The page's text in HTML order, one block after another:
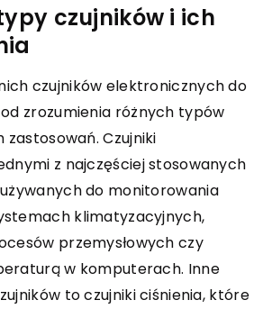
czujników i ich
czujników elektronicznych do
zrozumienia różnych typów
zastosowań. Czujniki
z najczęściej stosowanych
do monitorowania
klimatyzacyjnych,
przemysłowych czy
w komputerach. Inne
to czujniki ciśnienia, które